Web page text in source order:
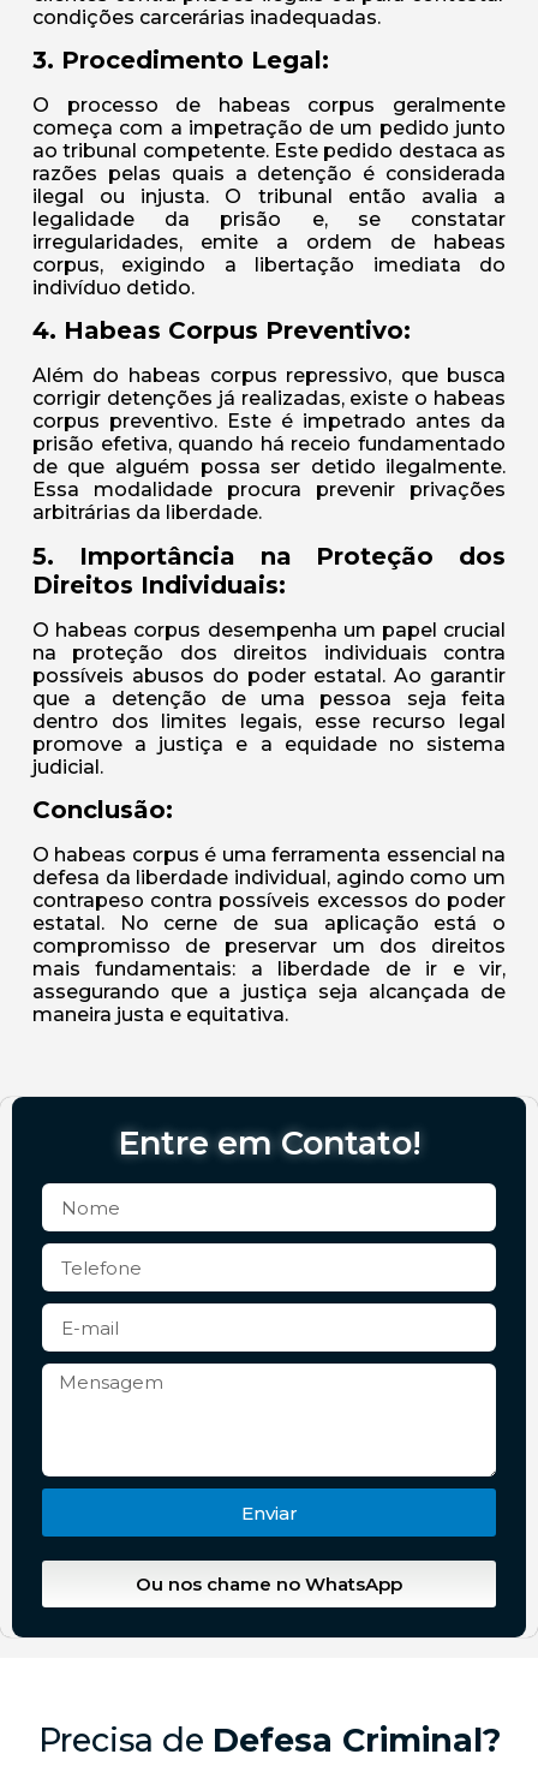
condições carcerárias inadequadas.
3. Procedimento Legal:
O processo de habeas corpus geralmente
começa com a impetração de um pedido junto
ao tribunal competente. Este pedido destaca as
razões pelas quais a detenção é considerada
ilegal ou injusta. O tribunal então avalia a
legalidade da prisão e, se constatar
irregularidades, emite a ordem de habeas
corpus, exigindo a libertação imediata do
indivíduo detido.
4. Habeas Corpus Preventivo:
Além do habeas corpus repressivo, que busca
corrigir detenções já realizadas, existe o habeas
corpus preventivo. Este é impetrado antes da
prisão efetiva, quando há receio fundamentado
de que alguém possa ser detido ilegalmente.
Essa modalidade procura prevenir privações
arbitrárias da liberdade.
5. Importância na Proteção dos
Direitos Individuais:
O habeas corpus desempenha um papel crucial
na proteção dos direitos individuais contra
possíveis abusos do poder estatal. Ao garantir
que a detenção de uma pessoa seja feita
dentro dos limites legais, esse recurso legal
promove a justiça e a equidade no sistema
judicial.
Conclusão:
O habeas corpus é uma ferramenta essencial na
defesa da liberdade individual, agindo como um
contrapeso contra possíveis excessos do poder
estatal. No cerne de sua aplicação está o
compromisso de preservar um dos direitos
mais fundamentais: a liberdade de ir e vir,
assegurando que a justiça seja alcançada de
maneira justa e equitativa.
Entre em Contato!
Enviar
Ou nos chame no WhatsApp
Precisa de Defesa Criminal?